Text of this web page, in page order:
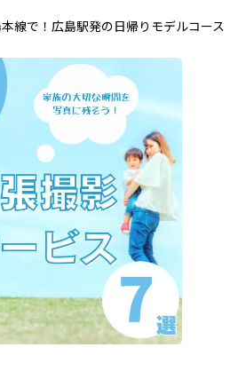
線で！広島駅発の日帰りモデルコース